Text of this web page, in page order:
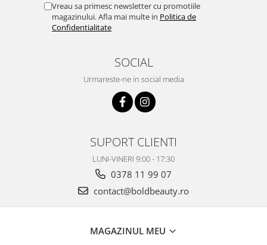
Vreau sa primesc newsletter cu promotiile
magazinului. Afla mai multe in Politica de
Confidentialitate
SOCIAL
Urmareste-ne in social media
SUPORT CLIENTI
LUNI-VINERI 9:00 - 17:30
0378 11 99 07
contact@boldbeauty.ro
MAGAZINUL MEU